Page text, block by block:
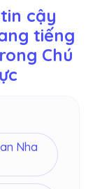
Pháp, Đức,
Thổ Nhĩ
Swahili,
cậy
tiếng
Chú
Nha